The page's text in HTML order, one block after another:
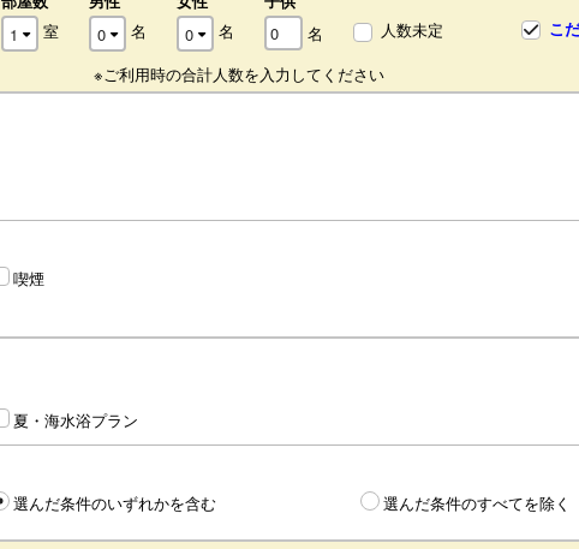
室
名
名
名
人数未定
※ご利用時の合計人数を入力してください
こ
喫煙
夏・海水浴プラン
選んだ条件のいずれかを含む 選んだ条件のすべてを除く